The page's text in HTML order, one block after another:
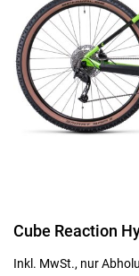
Zum
der
Cube Reaction
Inkl. MwSt., nur